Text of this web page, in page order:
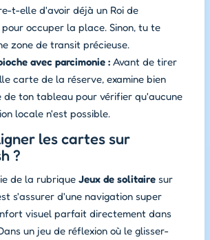
t-elle d'avoir déjà un Roi de
occuper la place. Sinon, tu te
zone de transit précieuse.
avec parcimonie : Avant de tirer
carte de la réserve, examine bien
de ton tableau pour vérifier qu'aucune
locale n'est possible.
les cartes sur
?
de la rubrique Jeux de solitaire sur
s'assurer d'une navigation super
visuel parfait directement dans
un jeu de réflexion où le glisser-